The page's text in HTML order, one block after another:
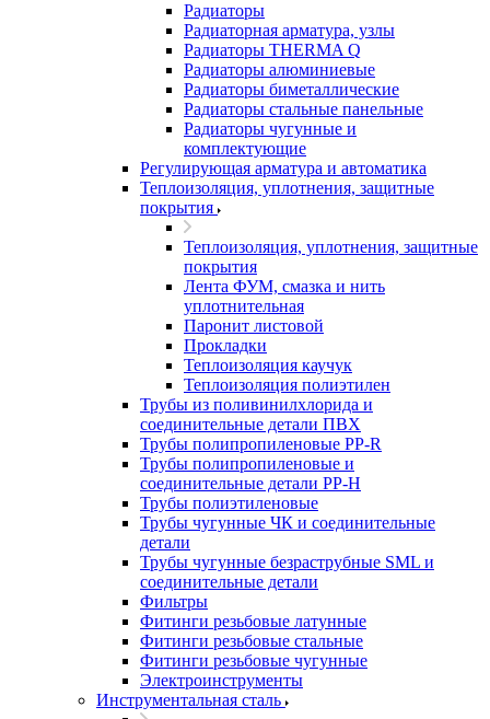
Радиаторы
Радиаторная арматура, узлы
Радиаторы THERMA Q
Радиаторы алюминиевые
Радиаторы биметаллические
Радиаторы стальные панельные
Радиаторы чугунные и
комплектующие
Регулирующая арматура и автоматика
Теплоизоляция, уплотнения, защитные
покрытия
Теплоизоляция, уплотнения, защитные
покрытия
Лента ФУМ, смазка и нить
уплотнительная
Паронит листовой
Прокладки
Теплоизоляция каучук
Теплоизоляция полиэтилен
Трубы из поливинилхлорида и
соединительные детали ПВХ
Трубы полипропиленовые PP-R
Трубы полипропиленовые и
соединительные детали PP-H
Трубы полиэтиленовые
Трубы чугунные ЧК и соединительные
детали
Трубы чугунные безраструбные SML и
соединительные детали
Фильтры
Фитинги резьбовые латунные
Фитинги резьбовые стальные
Фитинги резьбовые чугунные
Электроинструменты
Инструментальная сталь